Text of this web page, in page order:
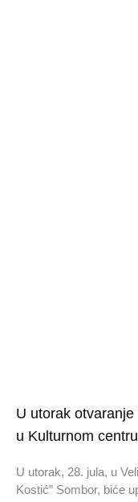
U utorak otvaranje
u Kulturnom
U utorak, 28. jula, u
Kostić” Sombor, biće